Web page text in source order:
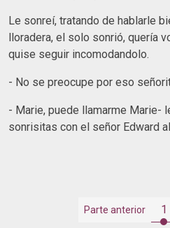
Le sonreí, tratando de hablarle
lloradera, el solo sonrió, quería
quise seguir incomodandolo.
- No se preocupe por eso
- Marie, puede llamarme Marie-
sonrisitas con el señor Edward
Parte anterior 1